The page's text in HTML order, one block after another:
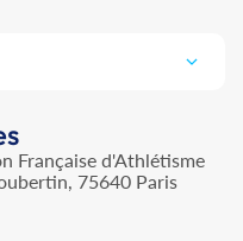
Française d'Athlétisme
75640 Paris